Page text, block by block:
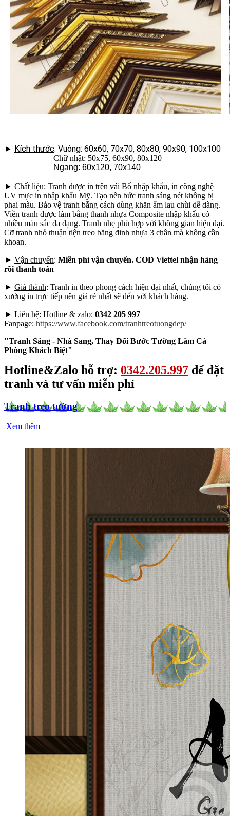
► Kích thước: Vuông: 60x60, 70x70, 80x80, 90x90, 100x100
Chữ nhật: 50x75, 60x90, 80x120
Ngang: 60x120, 70x140
► Chất liệu: Tranh được in trên vải Bố nhập khẩu, in công nghệ
UV mực in nhập khẩu Mỹ. Tạo nên bức tranh sáng nét không bị
phai màu. Bảo vệ tranh bằng cách dùng khăn ẩm lau chùi dễ dàng.
Viền tranh được làm bằng thanh nhựa Composite nhập khẩu có
nhiều màu sắc đa dạng. Tranh nhẹ phù hợp với không gian hiện đại.
Cỡ tranh nhỏ thuận tiện treo bằng đinh nhựa 3 chân mà không cần
khoan.
► Vận chuyển: Miễn phí vận chuyển. COD Viettel nhận hàng
rồi thanh toán
► Giá thành: Tranh in theo phong cách hiện đại nhất, chúng tôi có
xưởng in trực tiếp nên giá rẻ nhất sẽ đến với khách hàng.
► Liên hệ: Hotline & zalo: 0342 205 997
Fanpage: https://www.facebook.com/tranhtreotuongdep/
"Tranh Sáng - Nhà Sang, Thay Đổi Bước Tường Làm Cả
Phòng Khách Biệt"
Hotline&Zalo hỗ trợ: 0342.205.997 để đặt
tranh và tư vấn miễn phí
Tranh treo tường
Xem thêm